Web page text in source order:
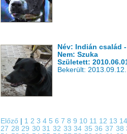
Név: Indián család
Nem: Szuka
Született:
Bekerült: 2013.09.12.
Előző 1 2 3 4 5 6 7 8 9 10 11 12 13
27 2829 303132 3334 353637 38